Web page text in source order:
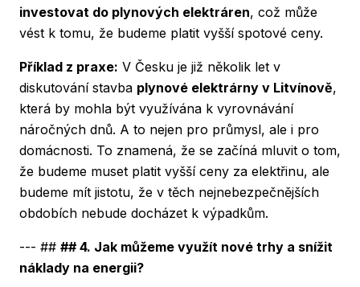
investovat do plynových elektráren, což může
vést k tomu, že budeme platit vyšší spotové ceny.
Příklad z praxe: V Česku je již několik let v
diskutování stavba plynové elektrárny v Litvínově,
která by mohla být využívána k vyrovnávání
náročných dnů. A to nejen pro průmysl, ale i pro
domácnosti. To znamená, že se začíná mluvit o tom,
že budeme muset platit vyšší ceny za elektřinu, ale
budeme mít jistotu, že v těch nejnebezpečnějších
obdobích nebude docházet k výpadkům.
--- ## ## 4. Jak můžeme využít nové trhy a snížit
náklady na energii?